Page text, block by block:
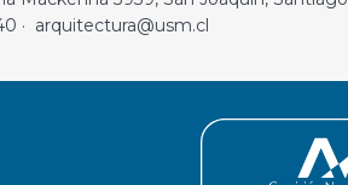
· arquitectura@usm.cl